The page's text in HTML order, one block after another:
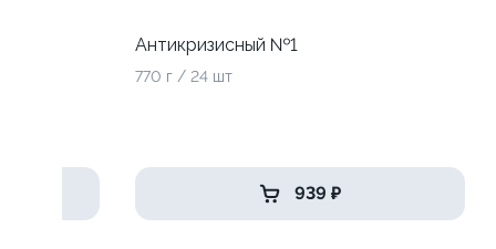
Антикризисный №1
770 г / 24 шт
939 ₽